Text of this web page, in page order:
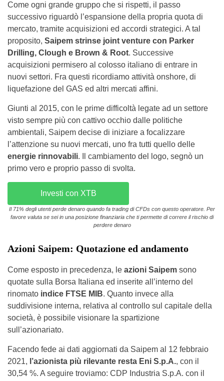
Come ogni grande gruppo che si rispetti, il passo
successivo riguardò l’espansione della propria quota di
mercato, tramite acquisizioni ed accordi strategici. A tal
proposito, Saipem strinse joint venture con Parker
Drilling, Clough e Brown & Root. Successive
acquisizioni permisero al colosso italiano di entrare in
nuovi settori. Fra questi ricordiamo attività onshore, di
liquefazione del GAS ed altri mercati affini.
Giunti al 2015, con le prime difficoltà legate ad un settore
visto sempre più con cattivo occhio dalle politiche
ambientali, Saipem decise di iniziare a focalizzare
l’attenzione su nuovi mercati, uno fra tutti quello delle
energie rinnovabili. Il cambiamento del logo, segnò un
primo vero e proprio passo di svolta.
Investi con XTB
Il 71% degli utenti perde denaro quando fa trading di CFDs con questo operatore. Per
favore valuta se sei in una posizione finanziaria che ti permette di correre il rischio di
perdere denaro
Azioni Saipem: Quotazione ed andamento
Come esposto in precedenza, le azioni Saipem sono
quotate sulla Borsa Italiana ed inserite all’interno del
rinomato indice FTSE MIB. Quanto invece alla
suddivisione interna, relativa al controllo sul capitale della
società, è possibile visionare la spartizione
sull’azionariato.
Facendo fede ai dati aggiornati da Saipem al 12 febbraio
2021, l’azionista più rilevante resta Eni S.p.A., con il
30,54 %. A seguire troviamo: CDP Industria S.p.A. con il